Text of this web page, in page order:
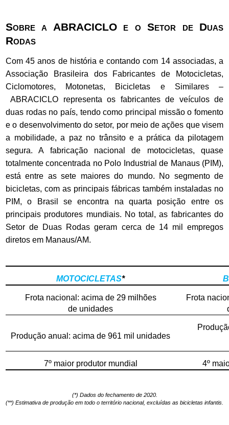
Sobre a ABRACICLO e o Setor de Duas
Rodas
Com 45 anos de história e contando com 14 associadas, a
Associação Brasileira dos Fabricantes de Motocicletas,
Ciclomotores, Motonetas, Bicicletas e Similares –
ABRACICLO representa os fabricantes de veículos de
duas rodas no país, tendo como principal missão o fomento
e o desenvolvimento do setor, por meio de ações que visem
a mobilidade, a paz no trânsito e a prática da pilotagem
segura. A fabricação nacional de motocicletas, quase
totalmente concentrada no Polo Industrial de Manaus (PIM),
está entre as sete maiores do mundo. No segmento de
bicicletas, com as principais fábricas também instaladas no
PIM, o Brasil se encontra na quarta posição entre os
principais produtores mundiais. No total, as fabricantes do
Setor de Duas Rodas geram cerca de 14 mil empregos
diretos em Manaus/AM.
MOTOCICLETAS*
Frota nacional: acima de 29 milhões
de unidades
Frota
Produção anual: acima de 961 mil unidades
7º maior produtor mundial 4º
(*) Dados do fechamento de 2020.
(**) Estimativa de produção em todo o território nacional, excluídas as bicicletas infantis.